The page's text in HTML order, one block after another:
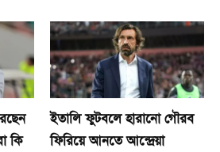
কি
ইতালি ফুটবলে হারানো গৌরব
ফিরিয়ে আনতে আন্দ্রেয়া